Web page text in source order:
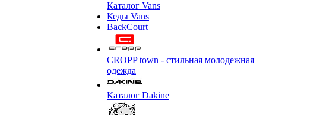
Каталог Vans
Кеды Vans
BackCourt
CROPP town - стильная молодежная
одежда
Каталог Dakine